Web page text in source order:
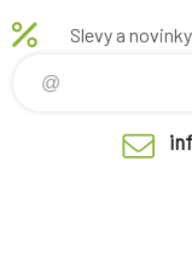
Slevy a